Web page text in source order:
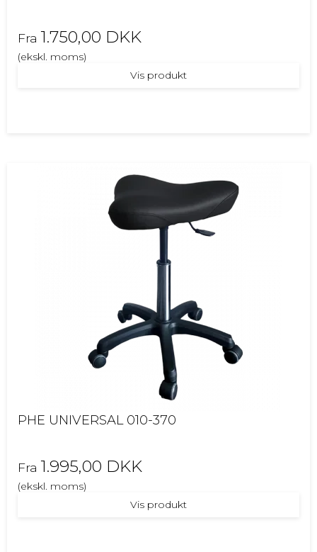
Fra 1.750,00 DKK
(ekskl. moms)
Vis produkt
PHE UNIVERSAL 010-370
Fra 1.995,00 DKK
(ekskl. moms)
Vis produkt